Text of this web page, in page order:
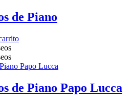
de Piano
de Piano Papo Lucca